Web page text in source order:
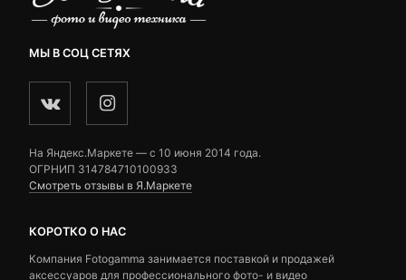
МЫ В СОЦ СЕТЯХ
На Яндекс.Маркете — c 10 июня 2014 года.
ОГРНИП 314784710100933
Смотреть отзывы в Я.Маркете
КОРОТКО О НАС
Компания Fotogamma занимается поставкой и продажей
аксессуаров для профессионального фото- и видео